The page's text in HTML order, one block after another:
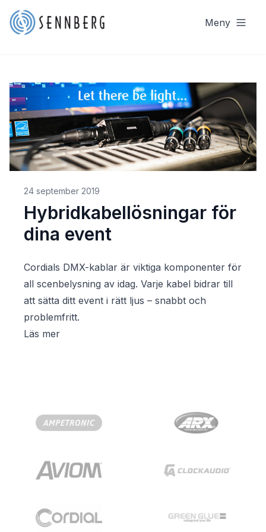
Meny
24 september 2019
Hybridkabellösningar för
dina event
Cordials DMX-kablar är viktiga komponenter för
all scenbelysning av idag. Varje kabel bidrar till
att sätta ditt event i rätt ljus – snabbt och
problemfritt.
Läs mer